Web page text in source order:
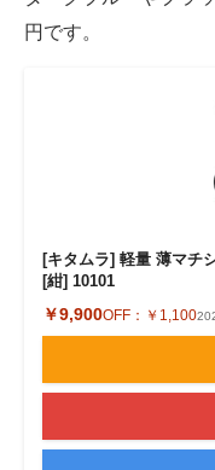
円です。
[キタムラ] 軽量 薄マチ
[紺] 10101
￥9,900OFF： ￥1,100